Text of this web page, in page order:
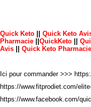
Quick Keto || Quick Keto
Pharmacie ||QuickKeto ||
Avis || Quick Keto
Ici pour commander >>>
https://www.fitprodiet.com/
https://www.facebook.com/